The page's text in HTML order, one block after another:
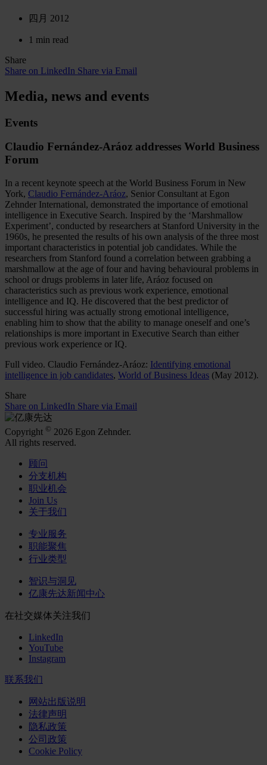
四月 2012
1 min read
Share
Share on LinkedIn Share via Email
Media, news and events
Events
Claudio Fernández-Aráoz addresses World Business
Forum
In a recent keynote speech at the World Business Forum in New
York, Claudio Fernández-Aráoz, Senior Consultant at Egon
Zehnder International, demonstrated the importance of emotional
intelligence in Executive Search. Inspired by the ‘Marshmallow
Experiment’, conducted by researchers at Stanford University in the
1960s, he presented the results of his own analysis of the three most
important characteristics in potential job candidates. While the
researchers from Stanford found a correlation between grabbing a
marshmallow at the age of four and having behavioural problems in
school or drugs problems in later life, Aráoz focused on
characteristics such as previous work experience, emotional
intelligence and IQ. He discovered that the best predictor of
successful hiring was actually strong emotional intelligence,
enabling him to show that the ability to manage oneself and one’s
relationships is more important in Executive Search than either
previous work experience or IQ.
Full video. Claudio Fernández-Aráoz: Identifying emotional
intelligence in job candidates, World of Business Ideas (May 2012).
Share
Share on LinkedIn Share via Email
Copyright © 2026 Egon Zehnder.
All rights reserved.
顾问
分支机构
职业机会
Join Us
关于我们
专业服务
职能聚焦
行业类型
智识与洞见
亿康先达新闻中心
在社交媒体关注我们
LinkedIn
YouTube
Instagram
联系我们
网站出版说明
法律声明
隐私政策
公司政策
Cookie Policy